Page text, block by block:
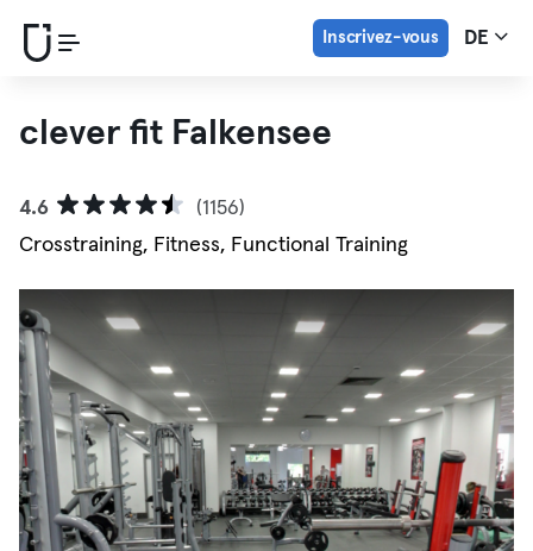
Inscrivez-vous DE
clever fit Falkensee
4.6
(1156)
Crosstraining, Fitness, Functional Training